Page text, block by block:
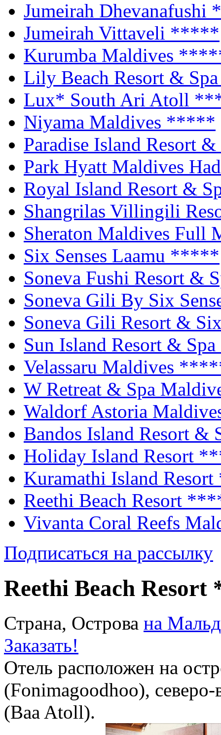
Jumeirah Dhevanafushi
Jumeirah Vittaveli *****
Kurumba Maldives
Lily Beach Resort &
Lux* South Ari Atoll
Niyama Maldives *****
Paradise Island Resort
Park Hyatt Maldives
Royal Island Resort &
Shangrilas Villingili
Sheraton Maldives Full
Six Senses Laamu *****
Soneva Fushi Resort &
Soneva Gili By Six
Soneva Gili Resort &
Sun Island Resort & Spa
Velassaru Maldives
W Retreat & Spa
Waldorf Astoria
Bandos Island Resort &
Holiday Island Resort
Kuramathi Island Resort
Reethi Beach Resort
Vivanta Coral Reefs
Подписаться на рассылку
Reethi Beach Resort
Страна, Острова на
Заказать!
Отель расположен на
(Fonimagoodhoo), северо-
(Baa Atoll).